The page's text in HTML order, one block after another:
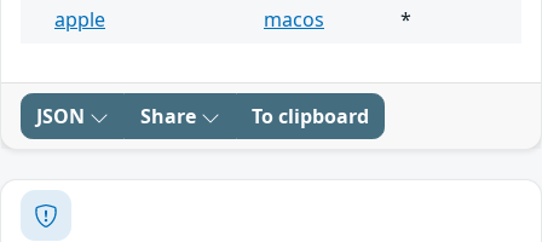
apple
macos *
JSON Share To clipboard